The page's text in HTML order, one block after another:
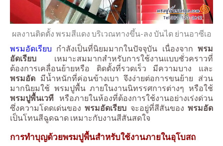
ผลงานติดตั้ง พรมสีแดง บริเวณทางขึ้น-ลง บันได ย่านอาซีเอ
พรมอัดเรียบ กำลังเป็นที่นิยมมากในปัจจุบัน เนื่องจากพรม
อัดเรียบ เหมาะสมมากสำหรับการใช้งานแบบชั่วคราวที่
ต้องการเคลื่อนย้ายหรือ ติดตั้งที่รวดเร็ว มีความบาง และ
พรมอัด มีน้ำหนักที่ค่อนข้างเบา จึงง่ายต่อการขนย้าย ส่วน
มากนิยมใช้ พรมปูพื้น ภายในงานนิทรรศการต่างๆ หรือใช้
พรมปูพื้นเวที หรือภายในห้องที่ต้องการใช้งานอย่างเร่งด่วน
ซึ่งความโดดเด่นของพรมอัดเรียบ จะอยู่ที่สีสันของพรมอัด
เป็นโทนสีฉูดฉาด เหมาะกับงานสีสันสดใจ
การทำบุญด้วยพรมปูพื้นสำหรับใช้งานภายในอุโบสถ